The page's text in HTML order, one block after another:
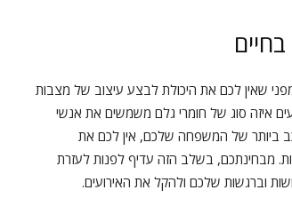
שאין לכם את היכולת לבצע עיצוב של מצבות
איזה סוג של חומרי גלם משמשים את אנשי
ביותר של המשפחה שלכם, אין לכם את
מבחינתכם, בשלב הזה עדיף לפנות לעזרת
וברגשות שלכם ולהקל את האירועים.